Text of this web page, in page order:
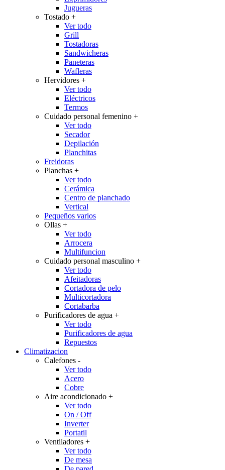
Jugueras
Tostado +
Ver todo
Grill
Tostadoras
Sandwicheras
Paneteras
Wafleras
Hervidores +
Ver todo
Eléctricos
Termos
Cuidado personal femenino +
Ver todo
Secador
Depilación
Planchitas
Freidoras
Planchas +
Ver todo
Cerámica
Centro de planchado
Vertical
Pequeños varios
Ollas +
Ver todo
Arrocera
Multifuncion
Cuidado personal masculino +
Ver todo
Afeitadoras
Cortadora de pelo
Multicortadora
Cortabarba
Purificadores de agua +
Ver todo
Purificadores de agua
Repuestos
Climatizacion
Calefones -
Ver todo
Acero
Cobre
Aire acondicionado +
Ver todo
On / Off
Inverter
Portatil
Ventiladores +
Ver todo
De mesa